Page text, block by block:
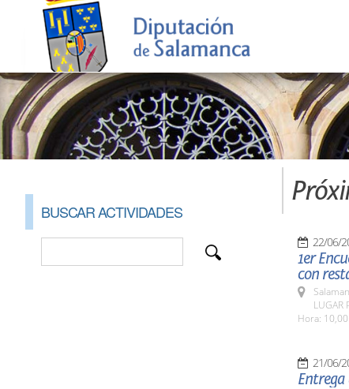
BUSCAR ACTIVIDADES
22/06/
1er
con
LUGAR
Hora:
21/06/
Entrega